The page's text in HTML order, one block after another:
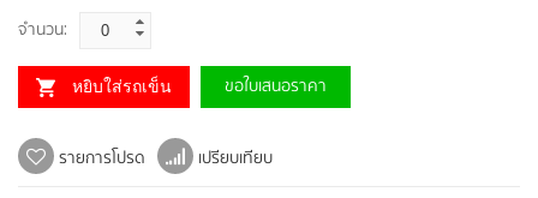
จำนวน:
หยิบใส่รถเข็น ขอใบเสนอราคา
รายการโปรด เปรียบเทียบ